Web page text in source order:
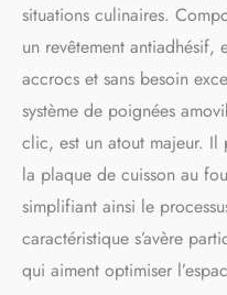
situations culinaires.
un revêtement antiadhésif,
accrocs et sans besoin
système de poignées
clic, est un atout majeur. Il
la plaque de cuisson au
simplifiant ainsi le
caractéristique s’avère
qui aiment optimiser